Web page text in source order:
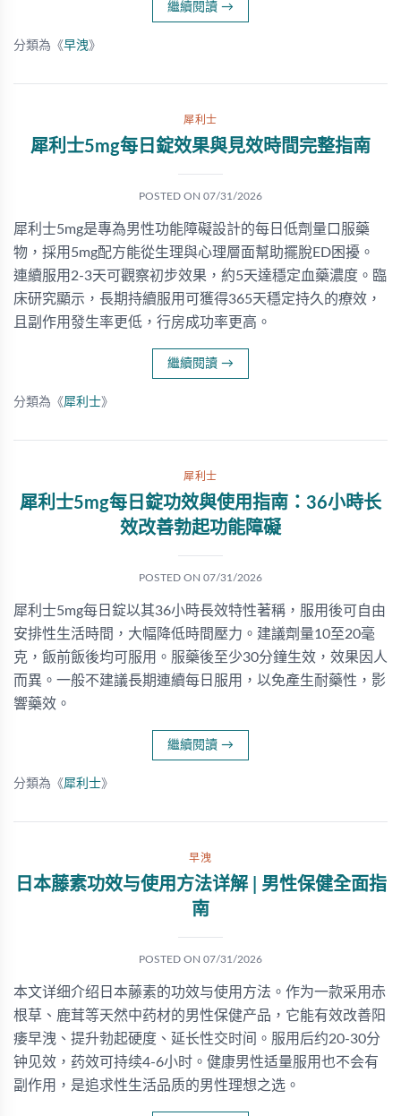
繼續閱讀 →
分類為《早洩》
犀利士
犀利士5mg每日錠效果與見效時間完整指南
POSTED ON 07/31/2026
犀利士5mg是專為男性功能障礙設計的每日低劑量口服藥
物，採用5mg配方能從生理與心理層面幫助擺脫ED困擾。
連續服用2-3天可觀察初步效果，約5天達穩定血藥濃度。臨
床研究顯示，長期持續服用可獲得365天穩定持久的療效，
且副作用發生率更低，行房成功率更高。
繼續閱讀 →
分類為《犀利士》
犀利士
犀利士5mg每日錠功效與使用指南：36小時长
效改善勃起功能障礙
POSTED ON 07/31/2026
犀利士5mg每日錠以其36小時長效特性著稱，服用後可自由
安排性生活時間，大幅降低時間壓力。建議劑量10至20毫
克，飯前飯後均可服用。服藥後至少30分鐘生效，效果因人
而異。一般不建議長期連續每日服用，以免產生耐藥性，影
響藥效。
繼續閱讀 →
分類為《犀利士》
早洩
日本藤素功效与使用方法详解 | 男性保健全面指
南
POSTED ON 07/31/2026
本文详细介绍日本藤素的功效与使用方法。作为一款采用赤
根草、鹿茸等天然中药材的男性保健产品，它能有效改善阳
痿早洩、提升勃起硬度、延长性交时间。服用后约20-30分
钟见效，药效可持续4-6小时。健康男性适量服用也不会有
副作用，是追求性生活品质的男性理想之选。